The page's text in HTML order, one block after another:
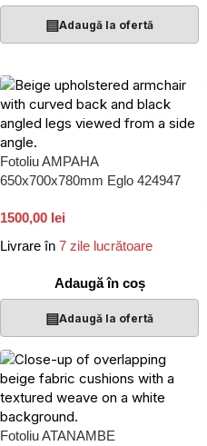
▤Adaugă la ofertă
Fotoliu AMPAHA
650x700x780mm Eglo 424947
1500,00 lei
Livrare în 7 zile lucrătoare
Adaugă în coș
▤Adaugă la ofertă
Fotoliu ATANAMBE